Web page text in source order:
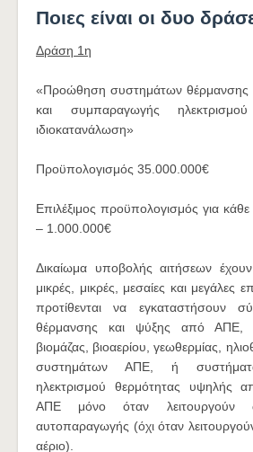
Ποιες είναι οι δυο
Δράση 1η
«Προώθηση συστημάτων
και συμπαραγωγής
ιδιοκατανάλωση»
Προϋπολογισμός 35.000.000€
Eπιλέξιμος προϋπολογισμός για
– 1.000.000€
Δικαίωμα υποβολής αιτήσεων
μικρές, μικρές, μεσαίες και μεγάλες
προτίθενται να εγκαταστήσουν
θέρμανσης και ψύξης από ΑΠΕ,
βιομάζας, βιοαερίου, γεωθερμίας,
συστημάτων ΑΠΕ, ή
ηλεκτρισμού θερμότητας υψηλής
ΑΠΕ μόνο όταν λειτουργούν
αυτοπαραγωγής (όχι όταν
αέριο).